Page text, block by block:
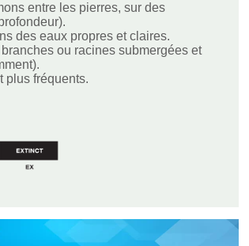
entre les pierres, sur des
des eaux propres et claires.
ou racines submergées et
plus fréquents.